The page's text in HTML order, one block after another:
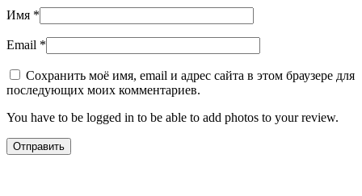
Имя *
Email *
Сохранить моё имя, email и адрес сайта в этом браузере для
последующих моих комментариев.
You have to be logged in to be able to add photos to your review.